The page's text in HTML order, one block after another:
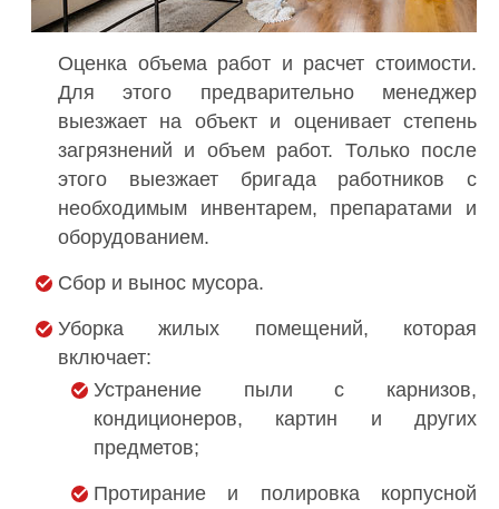
Оценка объема работ и расчет стоимости.
Для этого предварительно менеджер
выезжает на объект и оценивает степень
загрязнений и объем работ. Только после
этого выезжает бригада работников с
необходимым инвентарем, препаратами и
оборудованием.
Сбор и вынос мусора.
Уборка жилых помещений, которая
включает:
Устранение пыли с карнизов,
кондиционеров, картин и других
предметов;
Протирание и полировка корпусной